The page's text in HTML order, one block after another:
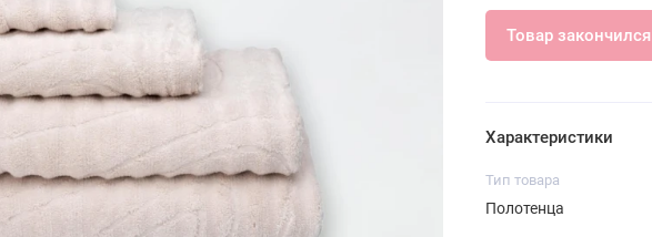
Товар закончился
Характеристики
Тип товара
Полотенца